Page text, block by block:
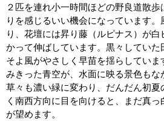
２匹を連れ小一時間ほどの野良道散
りを感じるいい機会になっています
り、花壇には昇り藤（ルピナス）が
かって伸ばしています。黒々していた
そよ風がやさしく早苗を揺らしてい
みきった青空が、水面に映る景色も
草々も濃い緑に変わり、だんだん初夏
く南西方向に目を向けると、まだ真
が望めます。